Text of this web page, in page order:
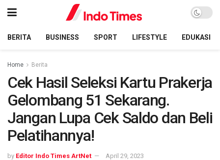
BERITA BUSINESS SPORT LIFESTYLE EDUKASI
Home Berita
Cek Hasil Seleksi Kartu Prakerja
Gelombang 51 Sekarang.
Jangan Lupa Cek Saldo dan Beli
Pelatihannya!
by Editor Indo Times ArtNet
April 29, 2023